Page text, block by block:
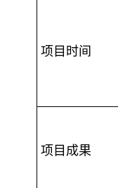
项目时间
项目成果